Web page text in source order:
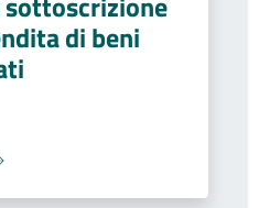
di beni